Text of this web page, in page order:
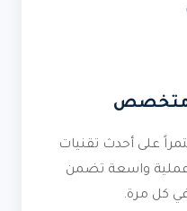
على أحدث تقنيات
عملية واسعة تضمن
في كل مرة.